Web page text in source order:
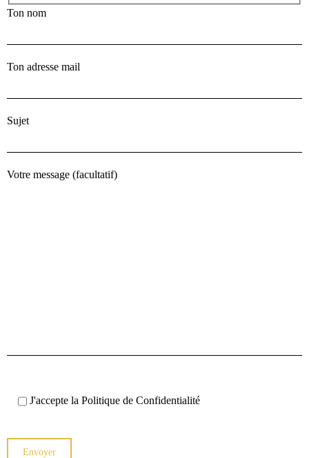
Ton nom
Ton adresse mail
Sujet
Votre message (facultatif)
J'accepte laPolitique de Confidentialité
Envoyer